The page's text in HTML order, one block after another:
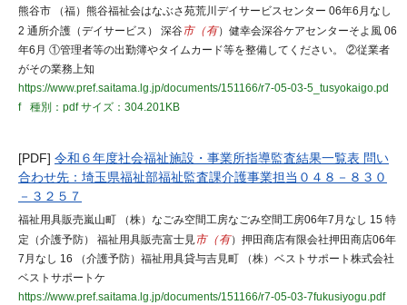
熊谷市 （福）熊谷福祉会はなぶさ苑荒川デイサービスセンター 06年6月なし
2 通所介護（デイサービス） 深谷市（有）健幸会深谷ケアセンターそよ風 06
年6月 ①管理者等の出勤簿やタイムカード等を整備してください。 ②従業者
がその業務上知
https://www.pref.saitama.lg.jp/documents/151166/r7-05-03-5_tusyokaigo.pd
f
種別：pdfサイズ：304.201KB
[PDF] 令和６年度社会福祉施設・事業所指導監査結果一覧表 問い
合わせ先：埼玉県福祉部福祉監査課介護事業担当０４８－８３０
－３２５７
福祉用具販売嵐山町 （株）なごみ空間工房なごみ空間工房06年7月なし 15 特
定（介護予防） 福祉用具販売富士見市（有）押田商店有限会社押田商店06年
7月なし 16 （介護予防）福祉用具貸与吉見町 （株）ベストサポート株式会社
ベストサポートケ
https://www.pref.saitama.lg.jp/documents/151166/r7-05-03-7fukusiyogu.pdf